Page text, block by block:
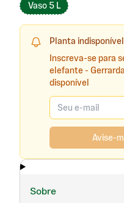
Vaso 5 L
Planta indisponível
Inscreva-se para
elefante -
disponível
Avise-
Sobre